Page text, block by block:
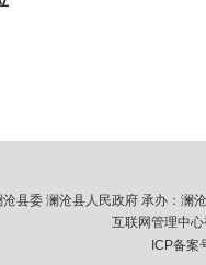
沧县委 澜沧县人民政府 承办：澜
互联网管理中
ICP备案